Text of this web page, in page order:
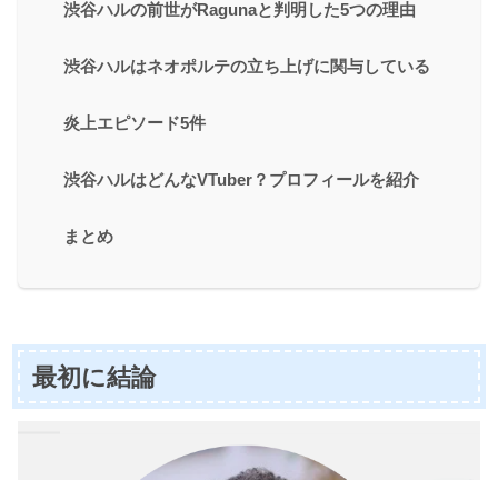
渋谷ハルの前世がRagunaと判明した5つの理由
渋谷ハルはネオポルテの立ち上げに関与している
炎上エピソード5件
渋谷ハルはどんなVTuber？プロフィールを紹介
まとめ
最初に結論